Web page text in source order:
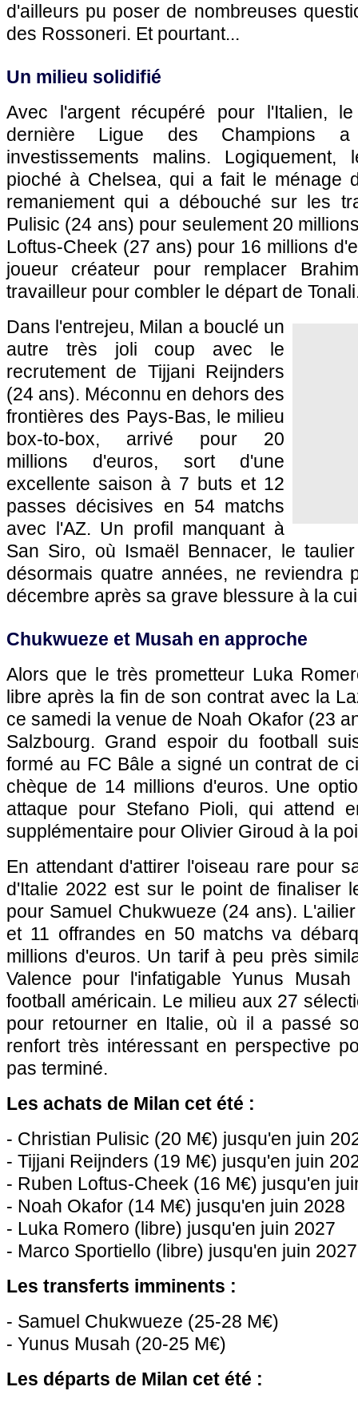
d'ailleurs pu poser de nombreuses
des Rossoneri. Et pourtant...
Un milieu solidifié
Avec l'argent récupéré pour l'Italien,
dernière Ligue des Champions
investissements malins.
pioché à Chelsea, qui a fait le ménage
remaniement qui a débouché sur les
Pulisic (24 ans) pour seulement 20
Loftus-Cheek (27 ans) pour 16 millions
joueur créateur pour remplacer
travailleur pour combler le départ de
Dans l'entrejeu, Milan a bouclé un
autre très joli coup avec le
recrutement de Tijjani Reijnders
(24 ans). Méconnu en dehors des
frontières des Pays-Bas, le milieu
box-to-box, arrivé pour 20
millions d'euros, sort d'une
excellente saison à 7 buts et 12
passes décisives en 54 matchs
avec l'AZ. Un profil manquant à
San Siro, où Ismaël Bennacer, le
désormais quatre années, ne reviendra
décembre après sa grave blessure à la
Chukwueze et Musah en approche
Alors que le très prometteur Luka
libre après la fin de son contrat avec la
ce samedi la venue de Noah Okafor (23
Salzbourg. Grand espoir du football
formé au FC Bâle a signé un contrat de
chèque de 14 millions d'euros. Une
attaque pour Stefano Pioli, qui attend
supplémentaire pour Olivier Giroud à la
En attendant d'attirer l'oiseau rare pour
d'Italie 2022 est sur le point de finaliser
pour Samuel Chukwueze (24 ans).
et 11 offrandes en 50 matchs va
millions d'euros. Un tarif à peu près
Valence pour l'infatigable Yunus
football américain. Le milieu aux 27
pour retourner en Italie, où il a passé
renfort très intéressant en perspective
pas terminé.
Les achats de Milan cet été :
- Christian Pulisic (20 M€) jusqu'en juin
- Tijjani Reijnders (19 M€) jusqu'en juin
- Ruben Loftus-Cheek (16 M€) jusqu'en
- Noah Okafor (14 M€) jusqu'en juin 2028
- Luka Romero (libre) jusqu'en juin 2027
- Marco Sportiello (libre) jusqu'en juin 2027
Les transferts imminents :
- Samuel Chukwueze (25-28 M€)
- Yunus Musah (20-25 M€)
Les départs de Milan cet été :